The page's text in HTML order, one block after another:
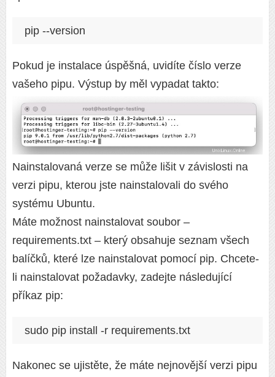
pip --version
Pokud je instalace úspěšná, uvidíte číslo verze
vašeho pipu. Výstup by měl vypadat takto:
Nainstalovaná verze se může lišit v závislosti na
verzi pipu, kterou jste nainstalovali do svého
systému Ubuntu.
Máte možnost nainstalovat soubor –
requirements.txt – který obsahuje seznam všech
balíčků, které lze nainstalovat pomocí pip. Chcete-
li nainstalovat požadavky, zadejte následující
příkaz pip:
sudo pip install -r requirements.txt
Nakonec se ujistěte, že máte nejnovější verzi pipu